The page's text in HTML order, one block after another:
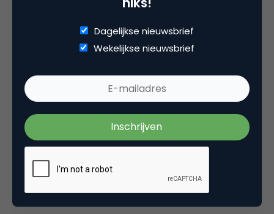
@Jurjen Koopmans
Leveren onder rembours en (micro-)betaling
per SMS of telefoon, was ik vergeten.
23 januari 2006 om 21:29
Dagelijkse nieuwsbrief
Wekelijkse nieuwsbrief